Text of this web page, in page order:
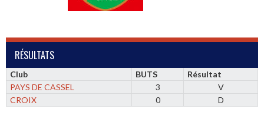
RÉSULTATS
Club BUTS
Résultat
PAYS DE CASSEL
3
V
CROIX
0 D